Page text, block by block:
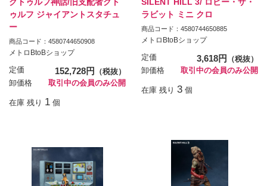
ゥルフ ジャイアントスタチュ
ー
商品コード：4580744650908
メトロBtoBショップ
定価 152,728円
（税抜）
卸価格
取引中の会員のみ公開
在庫 残り 1 個
ラビット ミニ クロ
商品コード：4580744650885
メトロBtoBショップ
定価 3,618円
（税抜）
卸価格
取引中の会員のみ公開
在庫 残り 3 個